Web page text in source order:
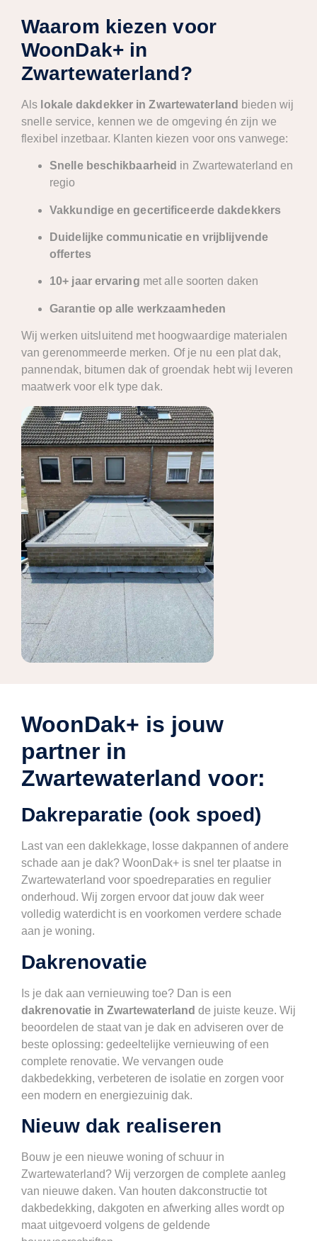
Waarom kiezen voor
WoonDak+ in
Zwartewaterland?
Als lokale dakdekker in Zwartewaterland bieden wij
snelle service, kennen we de omgeving én zijn we
flexibel inzetbaar. Klanten kiezen voor ons vanwege:
Snelle beschikbaarheid in Zwartewaterland en
regio
Vakkundige en gecertificeerde dakdekkers
Duidelijke communicatie en vrijblijvende
offertes
10+ jaar ervaring met alle soorten daken
Garantie op alle werkzaamheden
Wij werken uitsluitend met hoogwaardige materialen
van gerenommeerde merken. Of je nu een plat dak,
pannendak, bitumen dak of groendak hebt wij leveren
maatwerk voor elk type dak.
WoonDak+ is jouw
partner in
Zwartewaterland voor:
Dakreparatie (ook spoed)
Last van een daklekkage, losse dakpannen of andere
schade aan je dak? WoonDak+ is snel ter plaatse in
Zwartewaterland voor spoedreparaties en regulier
onderhoud. Wij zorgen ervoor dat jouw dak weer
volledig waterdicht is en voorkomen verdere schade
aan je woning.
Dakrenovatie
Is je dak aan vernieuwing toe? Dan is een
dakrenovatie in Zwartewaterland de juiste keuze. Wij
beoordelen de staat van je dak en adviseren over de
beste oplossing: gedeeltelijke vernieuwing of een
complete renovatie. We vervangen oude
dakbedekking, verbeteren de isolatie en zorgen voor
een modern en energiezuinig dak.
Nieuw dak realiseren
Bouw je een nieuwe woning of schuur in
Zwartewaterland? Wij verzorgen de complete aanleg
van nieuwe daken. Van houten dakconstructie tot
dakbedekking, dakgoten en afwerking alles wordt op
maat uitgevoerd volgens de geldende